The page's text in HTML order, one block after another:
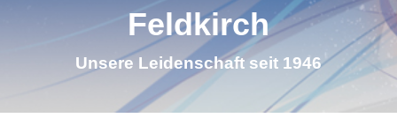
Feldkirch
Unsere Leidenschaft seit 1946